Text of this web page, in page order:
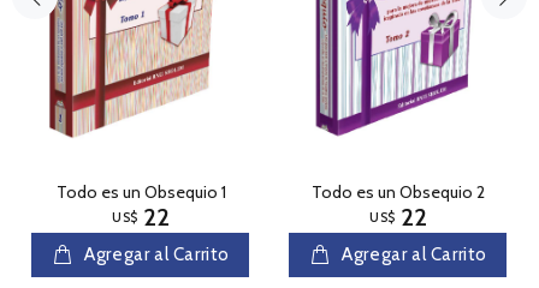
Todo es un Obsequio 1
US$ 22
Agregar al Carrito
Todo es un Obsequio 2
US$ 22
Agregar al Carrito